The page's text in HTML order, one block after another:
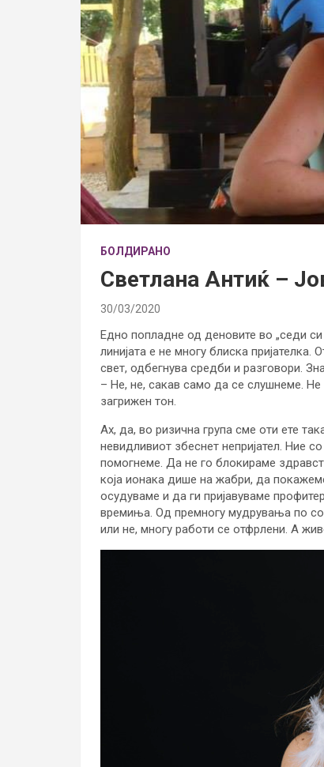
БОЛДИРАНО
Светлана Антиќ –
30/03/2020
Едно попладне од деновите во „седи
линијата е не многу блиска
свет, одбегнува средби и разговори.
– Не, не, сакав само да се слушнеме.
загрижен тон.
Ах, да, во ризична група сме оти ете
невидливиот збеснет непријател. Ние
помогнеме. Да не го блокираме
која ионака дише на жабри, да
осудуваме и да ги пријавуваме
времиња. Од премногу мудрувања по
или не, многу работи се отфрлени. А